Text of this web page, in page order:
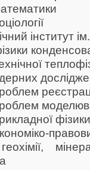
інститут
фізики